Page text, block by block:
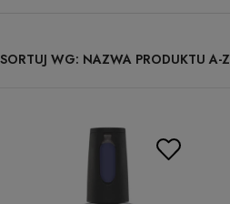
SORTUJ WG: NAZWA PRODUKTU A-Z